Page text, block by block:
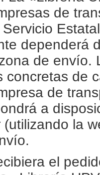
de
dependerá
de envío.
concretas de
de
a
la
el